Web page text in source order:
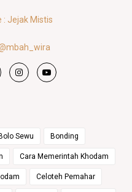
: Jejak Mistis
Bolo Sewu Bonding
Cara Memerintah Khodam
Celoteh Pemahar